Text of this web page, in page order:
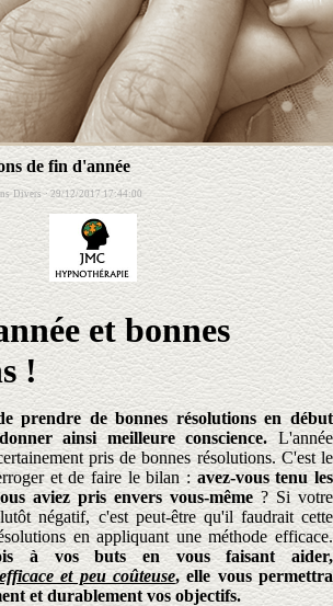
de fin d'année
Divers · 29/12/2017 17:44:00
et bonnes
!
prendre de bonnes résolutions en début
ainsi meilleure conscience.L'année
pris de bonnes résolutions. C'est le
et de faire le bilan : avez-vous tenu les
aviez pris envers vous-même? Si votre
négatif, c'est peut-être qu'il faudrait cette
en appliquant une méthode efficace.
à vos buts en vous faisant aider,
et peu coûteuse, elle vous permettra
et durablement vos objectifs.